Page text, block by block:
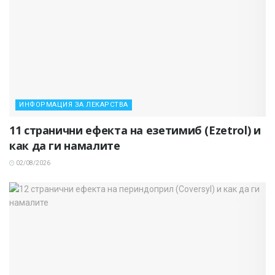
ИНФОРМАЦИЯ ЗА ЛЕКАРСТВА
11 странични ефекта на езетимиб (Ezetrol) и
как да ги намалите
02/08/2026